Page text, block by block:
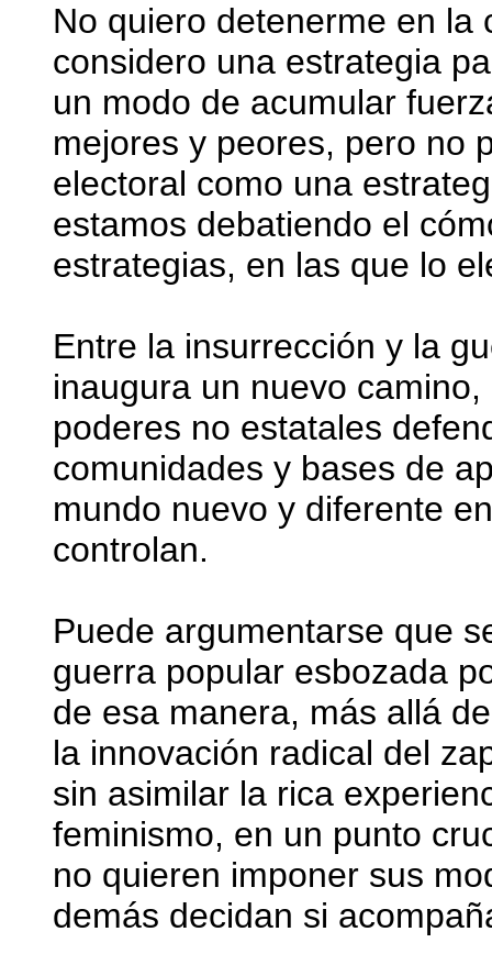
No quiero detenerme en la
considero una estrategia
un modo de acumular
mejores y peores, pero no
electoral como una
estamos debatiendo el
estrategias, en las que lo
Entre la insurrección y la
inaugura un nuevo
poderes no estatales
comunidades y bases de
mundo nuevo y diferente
controlan.
Puede argumentarse que
guerra popular esbozada
de esa manera, más allá
la innovación radical del
sin asimilar la rica
feminismo, en un punto
no quieren imponer sus
demás decidan si